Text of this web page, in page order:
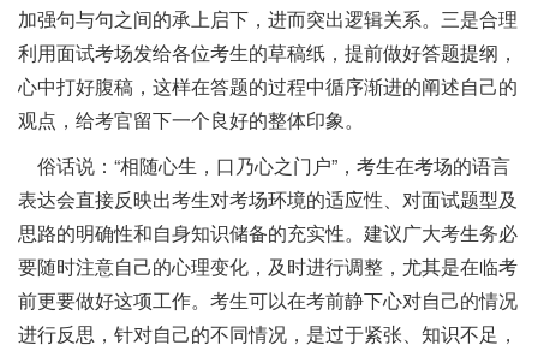
加强句与句之间的承上启下，进而突出逻辑关系。三是合理
利用面试考场发给各位考生的草稿纸，提前做好答题提纲，
心中打好腹稿，这样在答题的过程中循序渐进的阐述自己的
观点，给考官留下一个良好的整体印象。
俗话说：“相随心生，口乃心之门户”，考生在考场的语言
表达会直接反映出考生对考场环境的适应性、对面试题型及
思路的明确性和自身知识储备的充实性。建议广大考生务必
要随时注意自己的心理变化，及时进行调整，尤其是在临考
前更要做好这项工作。考生可以在考前静下心对自己的情况
进行反思，针对自己的不同情况，是过于紧张、知识不足，